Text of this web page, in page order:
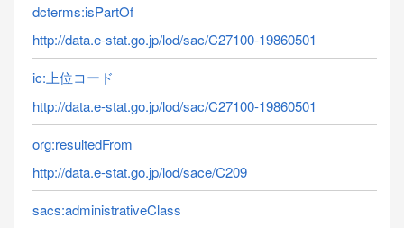
dcterms:isPartOf
http://data.e-stat.go.jp/lod/sac/C27100-19860501
ic:上位コード
http://data.e-stat.go.jp/lod/sac/C27100-19860501
org:resultedFrom
http://data.e-stat.go.jp/lod/sace/C209
sacs:administrativeClass